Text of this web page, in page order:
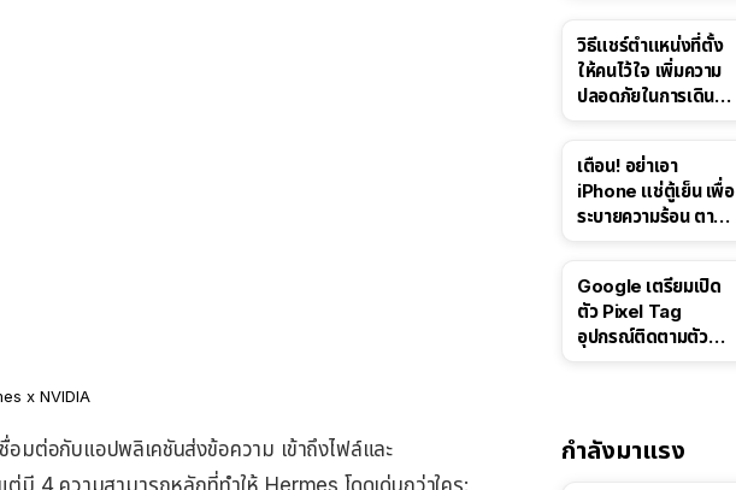
x NVIDIA
อมต่อกับแอปพลิเคชันส่งข้อความ เข้าถึงไฟล์และ
วิธีแชร์ตำแหน่งที่ตั้ง
ให้คนไว้ใจ เพิ่มความ
ปลอดภัยในการเดิน
เตือน! อย่าเอา
iPhone แช่ตู้เย็น เพื่อ
ระบายความร้อน ตาม
Google เตรียมเปิด
ตัว Pixel Tag
อุปกรณ์ติดตามตัว
กำลังมาแรง